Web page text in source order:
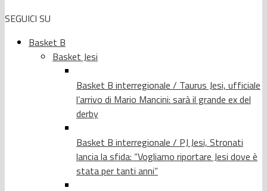
SEGUICI SU
Basket B
Basket Jesi
Basket B interregionale / Taurus Jesi, ufficiale
l’arrivo di Mario Mancini: sarà il grande ex del
derby
Basket B interregionale / PJ Jesi, Stronati
lancia la sfida: “Vogliamo riportare Jesi dove è
stata per tanti anni”